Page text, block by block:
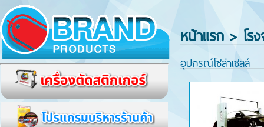
หน้าแรก > โร
อุปกรณ์โซล่าเซลล์